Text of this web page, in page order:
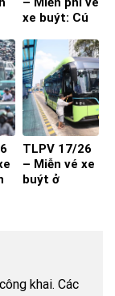
xe buýt: Cú
kèm chất
lượng và
thuận tiện
TLPV 17/26
– Miễn vé xe
buýt ở
khai. Các